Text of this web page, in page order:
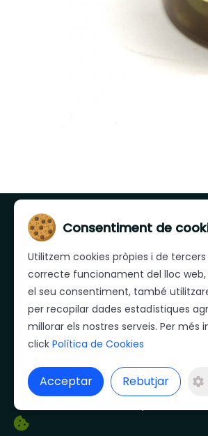
Mera est une entreprise
secteur des salaisons,
à ses clients une qualité et
Les directrices définissant
et la recherche
Consentiment de
Utilitzem cookies pròpies i de tercers
correcte funcionament del lloc web,
el seu consentiment, també
per recopilar dades estadístiques
millorar els nostres serveis. Per més
click Política de Cookies
Acceptar Rebutjar